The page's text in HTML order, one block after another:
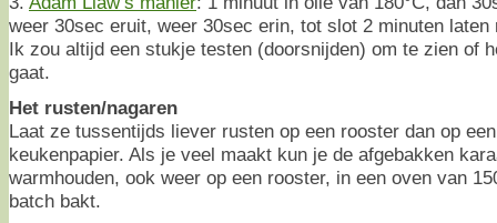
weer 30sec eruit, weer 30sec erin, tot slot 2 minuten laten
Ik zou altijd een stukje testen (doorsnijden) om te zien of
gaat.
Het rusten/nagaren
Laat ze tussentijds liever rusten op een rooster dan op
keukenpapier. Als je veel maakt kun je de afgebakken
warmhouden, ook weer op een rooster, in een oven van
batch bakt.